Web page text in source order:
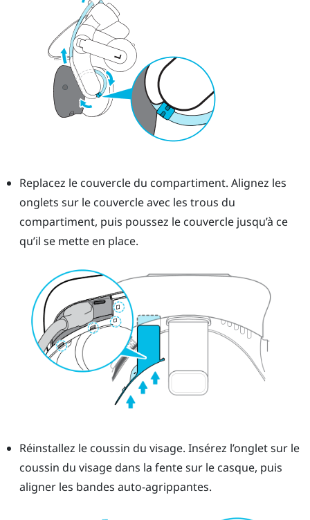
Replacez le couvercle du compartiment. Alignez les
onglets sur le couvercle avec les trous du
compartiment, puis poussez le couvercle jusqu’à ce
qu’il se mette en place.
Réinstallez le coussin du visage. Insérez l’onglet sur le
coussin du visage dans la fente sur le casque, puis
aligner les bandes auto-agrippantes.